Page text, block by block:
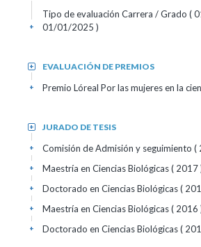
Tipo de evaluación Carrera / Grado (
01/01/2025 )
+
EVALUACIÓN DE PREMIOS
+
Premio Lóreal Por las mujeres en la
+
JURADO DE TESIS
+
Comisión de Admisión y seguimiento (
+
Maestría en Ciencias Biológicas( 2017
+
Doctorado en Ciencias Biológicas(
+
Maestría en Ciencias Biológicas( 2016
+
Doctorado en Ciencias Biológicas(
+